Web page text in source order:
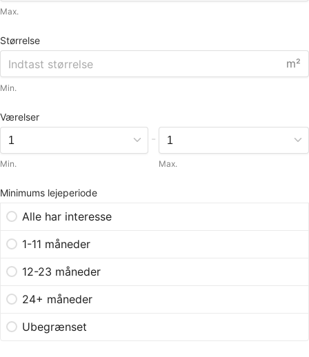
Max.
Størrelse
m²
Min.
Værelser
Min.
-
Max.
Minimums lejeperiode
Alle har interesse
1-11 måneder
12-23 måneder
24+ måneder
Ubegrænset